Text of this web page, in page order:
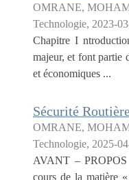
OMRANE,
Technologie, 2023-
Chapitre I
majeur, et font partie
et économiques ...
Sécurité
OMRANE,
Technologie, 2025-
AVANT – PROPOS
cours de la matière